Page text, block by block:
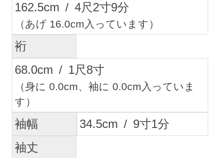
162.5cm / 4尺2寸9分
（あげ 16.0cm入っています）
裄
68.0cm / 1尺8寸
（身に 0.0cm、袖に 0.0cm入っていま
す）
袖幅 34.5cm / 9寸1分
袖丈